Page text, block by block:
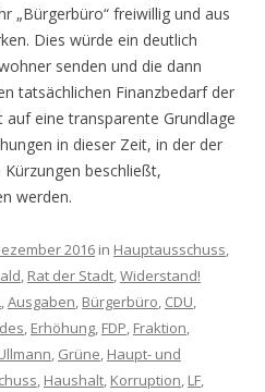
„Bürgerbüro“ freiwillig und aus
Dies würde ein deutlich
senden und die dann
tatsächlichen Finanzbedarf der
eine transparente Grundlage
in dieser Zeit, in der der
beschließt,
werden.
2016 in Hauptausschuss,
, Rat der Stadt,Widerstand!
,Ausgaben, Bürgerbüro, CDU,
, Erhöhung, FDP, Fraktion,
, Grüne, Haupt- und
, Haushalt, Korruption, LF,